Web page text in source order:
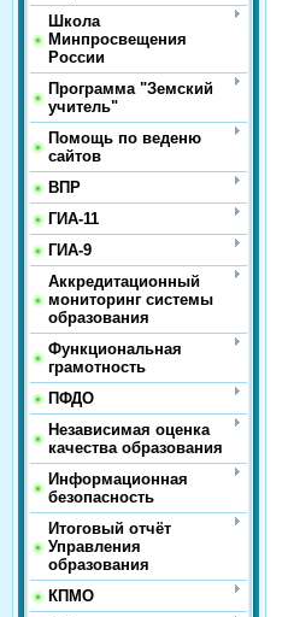
Школа
Минпросвещения
России
Программа "Земский
учитель"
Помощь по веденю
сайтов
ВПР
ГИА-11
ГИА-9
Аккредитационный
мониторинг системы
образования
Функциональная
грамотность
ПФДО
Независимая оценка
качества образования
Информационная
безопасность
Итоговый отчёт
Управления
образования
КПМО